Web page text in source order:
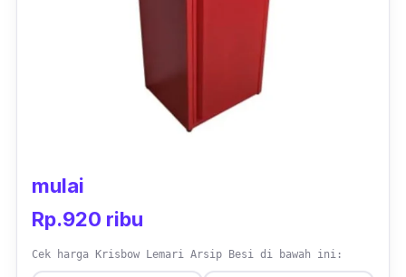
dengan finishing powder coating yang
menambah keindahan dekorasi ruangan.
mulai
Rp.920 ribu
Cek harga Krisbow Lemari Arsip Besi di bawah ini: